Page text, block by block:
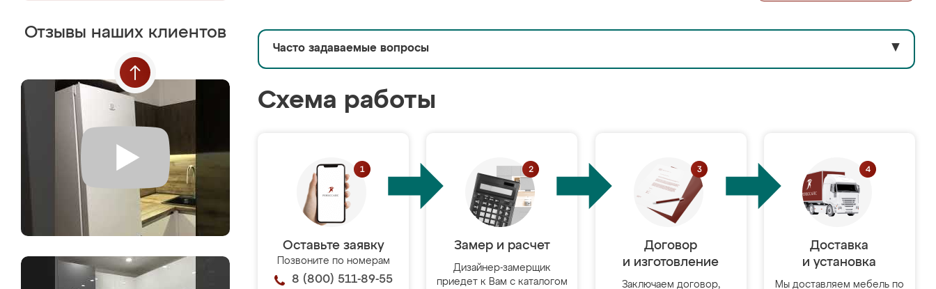
Отзывы наших клиентов
Часто задаваемые вопросы ▼
Схема работы
Оставьте заявку
Позвоните по номерам
8 (800) 511-89-55
Замер и расчет
Дизайнер-замерщик
приедет к Вам с каталогом
Договор
и изготовление
Заключаем договор,
Доставка
и установка
Мы доставляем мебель по